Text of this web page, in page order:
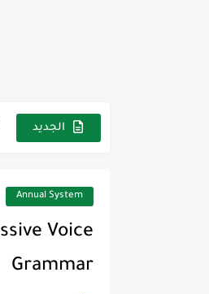
الجديد
Annual System
Grammar